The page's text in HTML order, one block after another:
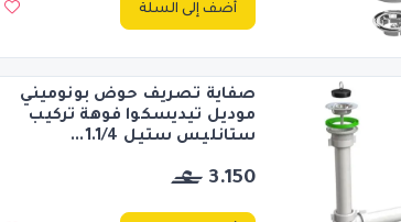
أضف إلى السلة
صفاية تصريف حوض بونوميني
موديل تيديسكوا فوهة تركيب
ستانليس ستيل 1.1/4...
3.150